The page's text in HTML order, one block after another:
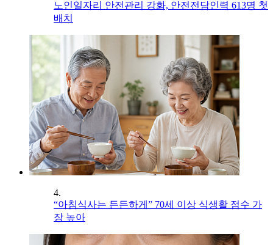
노인일자리 안전관리 강화, 안전전담인력 613명 첫
배치
4.
“아침식사는 든든하게” 70세 이상 식생활 점수 가
장 높아